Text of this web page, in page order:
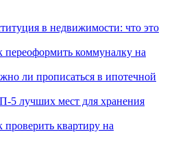
в недвижимости: что это
переоформить коммуналку на
ли прописаться в ипотечной
5 лучших мест для хранения
проверить квартиру на